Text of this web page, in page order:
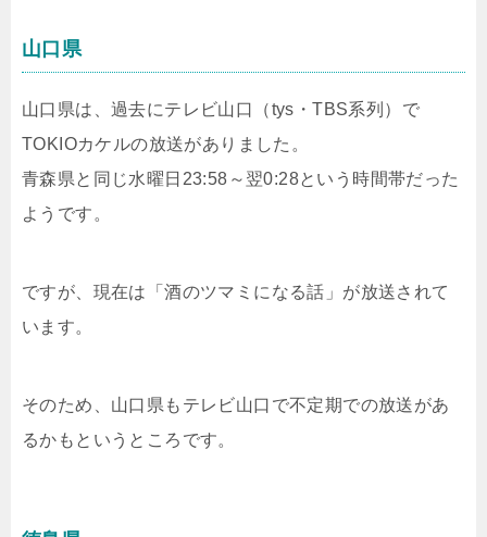
山口県
山口県は、過去にテレビ山口（tys・TBS系列）で
TOKIOカケルの放送がありました。
青森県と同じ水曜日23:58～翌0:28という時間帯だった
ようです。
ですが、現在は「酒のツマミになる話」が放送されて
います。
そのため、山口県もテレビ山口で不定期での放送があ
るかもというところです。